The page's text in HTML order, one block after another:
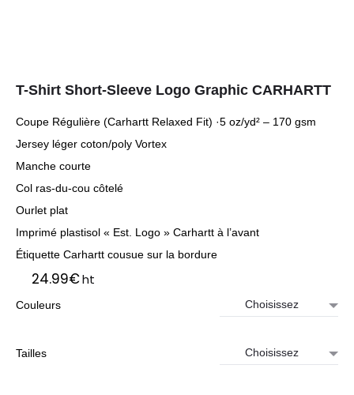
T-Shirt Short-Sleeve Logo Graphic CARHARTT
Coupe Régulière (Carhartt Relaxed Fit) ·5 oz/yd² – 170 gsm
Jersey léger coton/poly Vortex
Manche courte
Col ras-du-cou côtelé
Ourlet plat
Imprimé plastisol « Est. Logo » Carhartt à l’avant
Étiquette Carhartt cousue sur la bordure
24.99€ht
Couleurs
Tailles